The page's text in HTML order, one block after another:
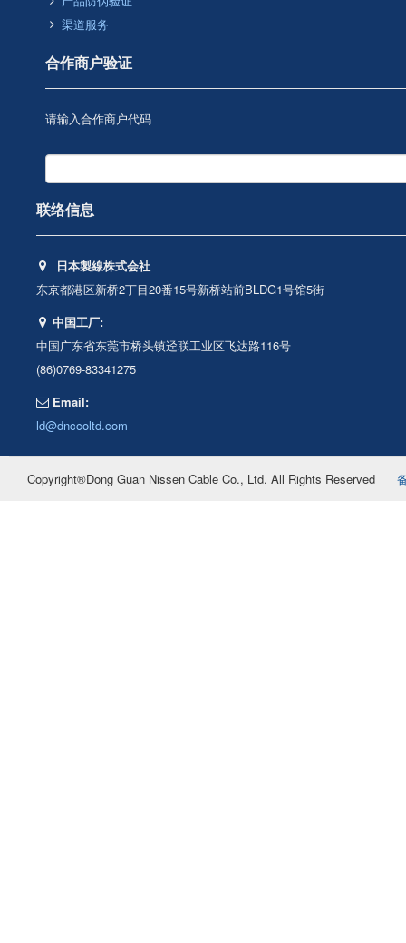
渠道服务
合作商户验证
请输入合作商户代码
联络信息
日本製線株式会社
东京都港区新桥2丁目20番15号新桥站前BLDG1号馆5街
中国工厂:
中国广东省东莞市桥头镇迳联工业区飞达路116号
(86)0769-83341275
Email:
ld@dnccoltd.com
Copyright®Dong Guan Nissen Cable Co., Ltd. All Rights Reserved